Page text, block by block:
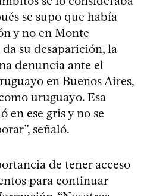
se supo que había
y no en Monte
da su desaparición, la
denuncia ante el
en Buenos Aires,
uruguayo. Esa
en ese gris y no se
señaló.
de tener acceso
para continuar